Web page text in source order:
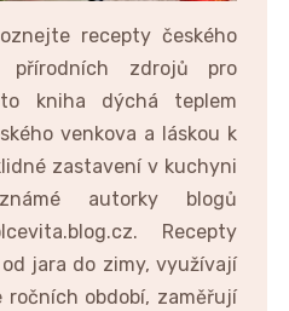
recepty českého
přírodních zdrojů pro
kniha dýchá teplem
venkova a láskou k
zastavení v kuchyni
autorky blogů
Recepty
jara do zimy, využívají
období, zaměřují